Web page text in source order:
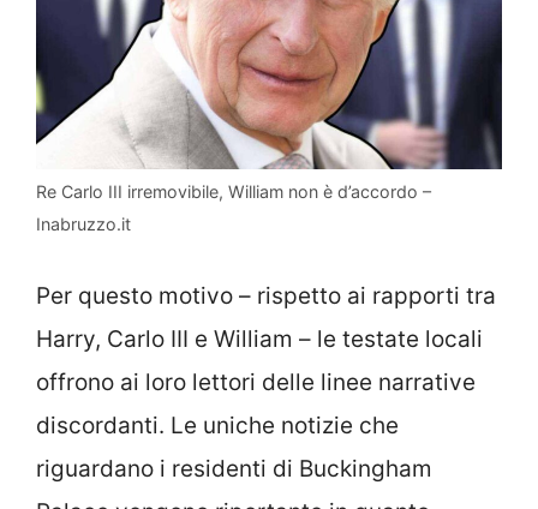
Re Carlo III irremovibile, William non è d’accordo –
Inabruzzo.it
Per questo motivo – rispetto ai rapporti tra
Harry, Carlo III e William – le testate locali
offrono ai loro lettori delle linee narrative
discordanti. Le uniche notizie che
riguardano i residenti di Buckingham